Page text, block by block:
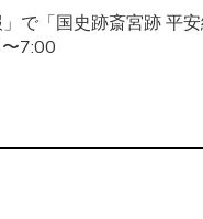
で「国史跡斎宮跡 平
7:00